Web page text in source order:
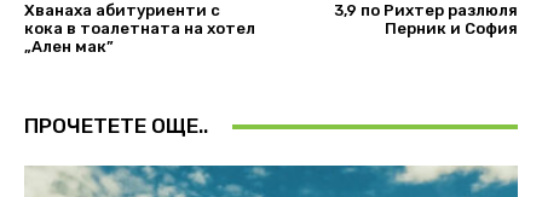
Хванаха абитуриенти с
кока в тоалетната на хотел
„Ален мак”
3,9 по Рихтер разлюля
Перник и София
ПРОЧЕТЕТЕ ОЩЕ..